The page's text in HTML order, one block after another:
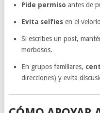
Pide permiso antes de
Evita selfies en el
Si escribes un post,
morbosos.
En grupos familiares,
direcciones) y evita